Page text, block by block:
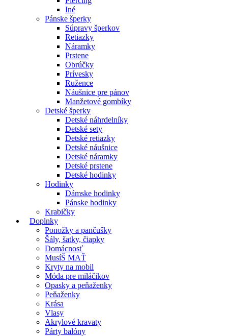
Iné
Pánske šperky
Súpravy šperkov
Retiazky
Náramky
Prstene
Obrúčky
Prívesky
Ružence
Náušnice pre pánov
Manžetové gombíky
Detské šperky
Detské náhrdelníky
Detské sety
Detské retiazky
Detské náušnice
Detské náramky
Detské prstene
Detské hodinky
Hodinky
Dámske hodinky
Pánske hodinky
Krabičky
Doplnky
Ponožky a pančušky
Šály, šatky, čiapky
Domácnosť
MusíŠ MAŤ
Kryty na mobil
Móda pre miláčikov
Opasky a peňaženky
Peňaženky
Krása
Vlasy
Akrylové kravaty
Párty balóny